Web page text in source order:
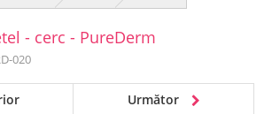
- cerc - PureDerm
020
Următor